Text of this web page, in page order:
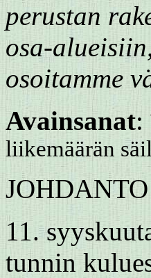
perustan
osa-
osoitamme
Avainsanat:
liikemäärän
JOHDANTO
11.
tunnin